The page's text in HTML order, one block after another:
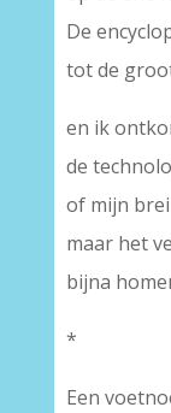
De
tot de
en ik
de
of mijn
maar het
bijna
*
Een